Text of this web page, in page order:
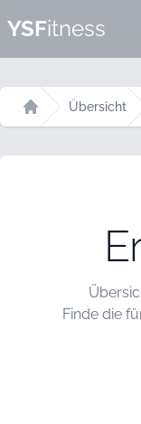
YSFitness
Startseite
Übersicht
Finde die